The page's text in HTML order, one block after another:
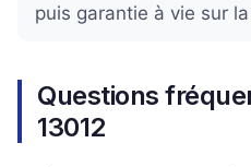
puis garantie à vie sur
Questions
13012